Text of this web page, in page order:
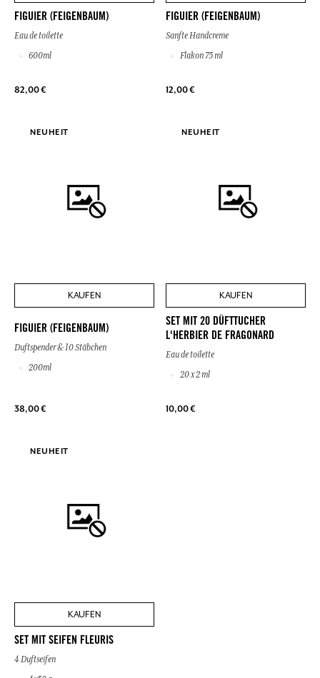
FIGUIER (FEIGENBAUM)
Eau de toilette
600ml
82,00 €
FIGUIER (FEIGENBAUM)
Sanfte Handcreme
Flakon 75 ml
12,00 €
NEUHEIT
KAUFEN
FIGUIER (FEIGENBAUM)
Duftspender & 10 Stäbchen
200ml
38,00 €
NEUHEIT
KAUFEN
SET MIT 20 DÜFTTUCHER
L'HERBIER DE FRAGONARD
Eau de toilette
20 x 2 ml
10,00 €
NEUHEIT
KAUFEN
SET MIT SEIFEN FLEURIS
4 Duftseifen